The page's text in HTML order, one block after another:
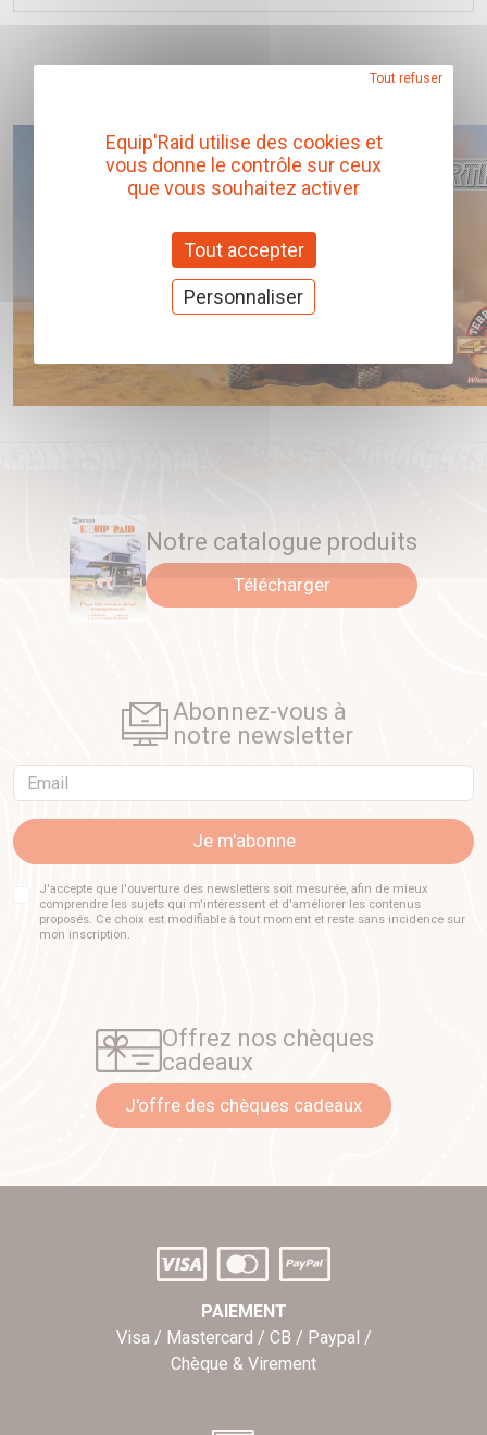
Notre catalogue produits
Télécharger
Abonnez-vous à
notre newsletter
Email
Je m'abonne
J'accepte que l'ouverture des newsletters soit mesurée, afin de mieux
comprendre les sujets qui m'intéressent et d'améliorer les contenus
proposés. Ce choix est modifiable à tout moment et reste sans incidence sur
mon inscription.
Offrez nos chèques
cadeaux
J'offre des chèques cadeaux
PAIEMENT
Visa / Mastercard / CB / Paypal /
Chèque & Virement
Equip'Raid utilise des cookies et
vous donne le contrôle sur ceux
que vous souhaitez activer
Tout accepter
Tout refuser
Personnaliser